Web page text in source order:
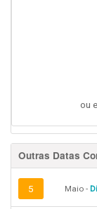
ou
Outras Datas
5 Maio -